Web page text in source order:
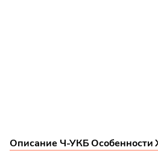
Описание Ч-УКБОсобенности